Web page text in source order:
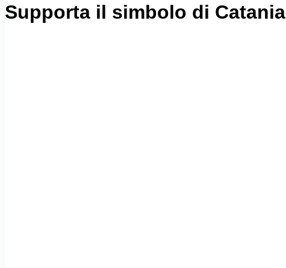
Supporta il simbolo di Catania